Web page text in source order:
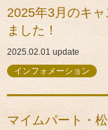
2025年3月のキ
ました！
2025.02.01 update
インフォメーション
マイムパート・